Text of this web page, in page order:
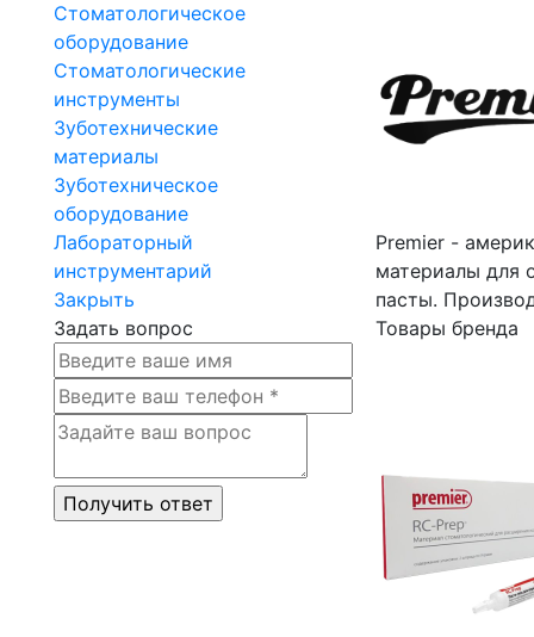
Стоматологическое
оборудование
Стоматологические
инструменты
Зуботехнические
материалы
Зуботехническое
оборудование
Лабораторный
инструментарий
Закрыть
Задать вопрос
Premier -
материалы для
пасты.
Товары бренда